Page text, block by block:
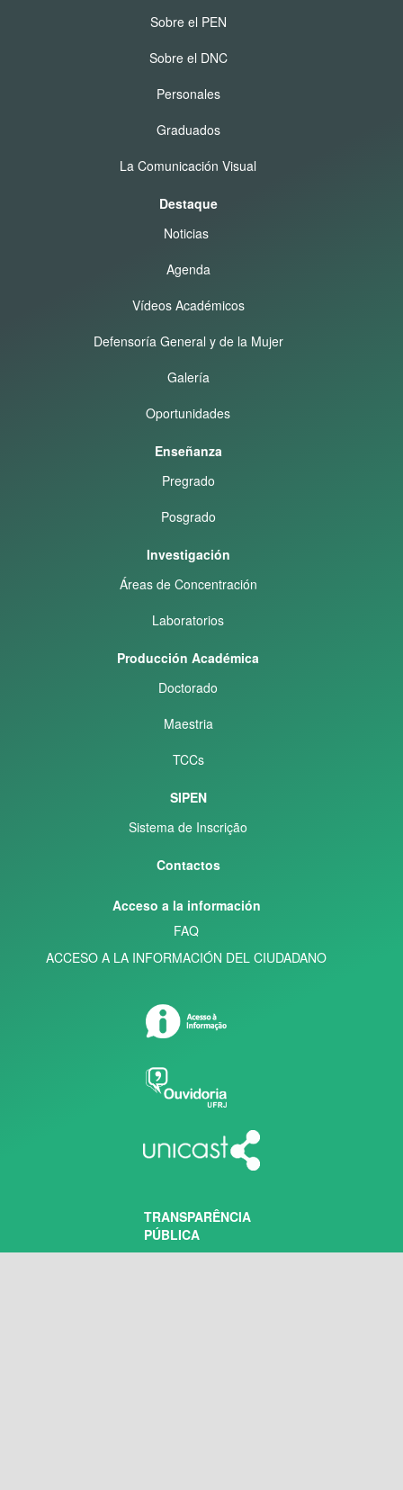
Sobre el PEN
Sobre el DNC
Personales
Graduados
La Comunicación Visual
Destaque
Noticias
Agenda
Vídeos Académicos
Defensoría General y de la Mujer
Galería
Oportunidades
Enseñanza
Pregrado
Posgrado
Investigación
Áreas de Concentración
Laboratorios
Producción Académica
Doctorado
Maestria
TCCs
SIPEN
Sistema de Inscrição
Contactos
Acceso a la información
FAQ
ACCESO A LA INFORMACIÓN DEL CIUDADANO
TRANSPARÊNCIA
PÚBLICA